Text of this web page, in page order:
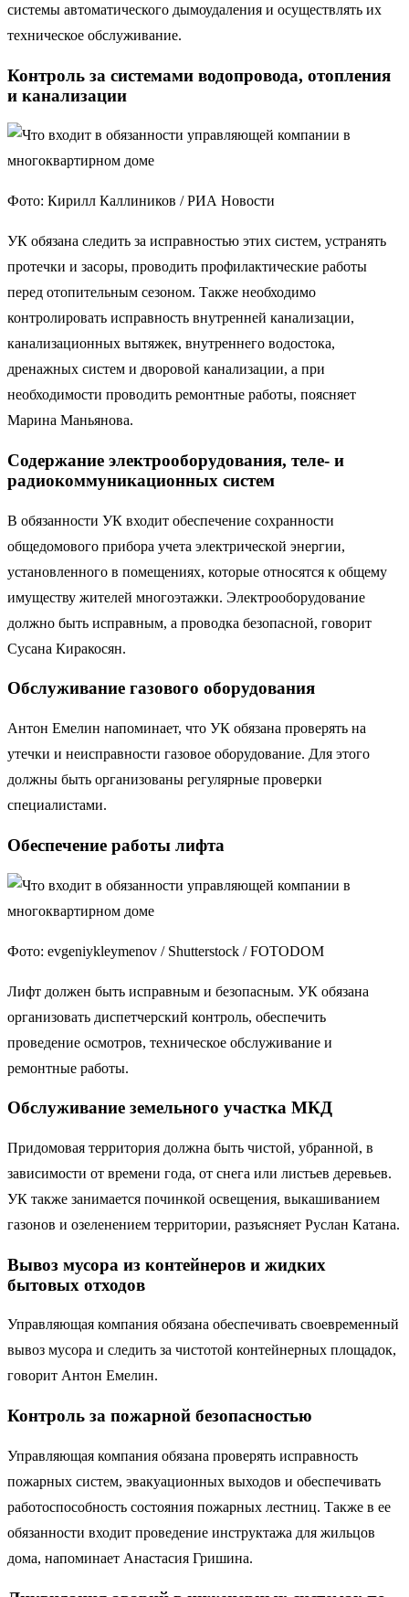
системы автоматического дымоудаления и осуществлять их
техническое обслуживание.
Контроль за системами водопровода, отопления
и канализации
Фото: Кирилл Каллиников / РИА Новости
УК обязана следить за исправностью этих систем, устранять
протечки и засоры, проводить профилактические работы
перед отопительным сезоном. Также необходимо
контролировать исправность внутренней канализации,
канализационных вытяжек, внутреннего водостока,
дренажных систем и дворовой канализации, а при
необходимости проводить ремонтные работы, поясняет
Марина Маньянова.
Содержание электрооборудования, теле- и
радиокоммуникационных систем
В обязанности УК входит обеспечение сохранности
общедомового прибора учета электрической энергии,
установленного в помещениях, которые относятся к общему
имуществу жителей многоэтажки. Электрооборудование
должно быть исправным, а проводка безопасной, говорит
Сусана Киракосян.
Обслуживание газового оборудования
Антон Емелин напоминает, что УК обязана проверять на
утечки и неисправности газовое оборудование. Для этого
должны быть организованы регулярные проверки
специалистами.
Обеспечение работы лифта
Фото: evgeniykleymenov / Shutterstock / FOTODOM
Лифт должен быть исправным и безопасным. УК обязана
организовать диспетчерский контроль, обеспечить
проведение осмотров, техническое обслуживание и
ремонтные работы.
Обслуживание земельного участка МКД
Придомовая территория должна быть чистой, убранной, в
зависимости от времени года, от снега или листьев деревьев.
УК также занимается починкой освещения, выкашиванием
газонов и озеленением территории, разъясняет Руслан Катана.
Вывоз мусора из контейнеров и жидких
бытовых отходов
Управляющая компания обязана обеспечивать своевременный
вывоз мусора и следить за чистотой контейнерных площадок,
говорит Антон Емелин.
Контроль за пожарной безопасностью
Управляющая компания обязана проверять исправность
пожарных систем, эвакуационных выходов и обеспечивать
работоспособность состояния пожарных лестниц. Также в ее
обязанности входит проведение инструктажа для жильцов
дома, напоминает Анастасия Гришина.